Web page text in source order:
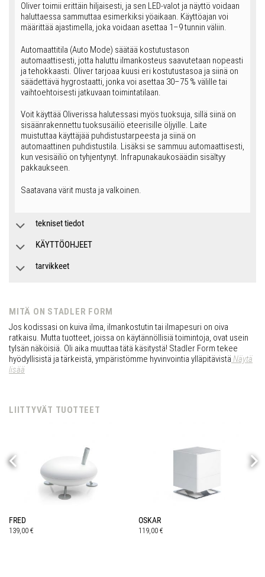
Oliver toimii erittäin hiljaisesti, ja sen LED-valot ja näyttö voidaan
haluttaessa sammuttaa esimerkiksi yöaikaan. Käyttöajan voi
määrittää ajastimella, joka voidaan asettaa 1–9 tunnin väliin.
Automaattitila (Auto Mode) säätää kostutustason
automaattisesti, jotta haluttu ilmankosteus saavutetaan nopeasti
ja tehokkaasti. Oliver tarjoaa kuusi eri kostutustasoa ja siinä on
säädettävä hygrostaatti, jonka voi asettaa 30–75 % välille tai
vaihtoehtoisesti jatkuvaan toimintatilaan.
Voit käyttää Oliverissa halutessasi myös tuoksuja, sillä siinä on
sisäänrakennettu tuoksusäiliö eteerisille öljyille. Laite
muistuttaa käyttäjää puhdistustarpeesta ja siinä on
automaattinen puhdistustila. Lisäksi se sammuu automaattisesti,
kun vesisäiliö on tyhjentynyt. Infrapunakaukosäädin sisältyy
pakkaukseen.
Saatavana värit musta ja valkoinen.
tekniset tiedot
KÄYTTÖOHJEET
tarvikkeet
MITÄ ON STADLER FORM
Jos kodissasi on kuiva ilma, ilmankostutin tai ilmapesuri on oiva
ratkaisu. Mutta tuotteet, joissa on käytännöllisiä toimintoja, ovat usein
tylsän näköisiä. Oli aika muuttaa tätä käsitystä! Stadler Form tekee
hyödyllisistä ja tärkeistä, ympäristömme hyvinvointia ylläpitävistä Näytä
lisää
LIITTYVÄT TUOTTEET
FRED
139,00 €
OSKAR
119,00 €